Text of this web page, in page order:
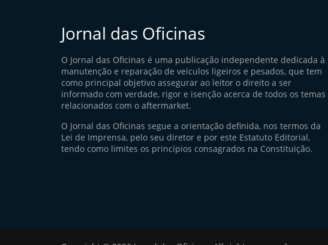
Jornal das Oficinas
O Jornal das Oficinas é uma publicação independente dedicada à
manutenção e reparação de veículos ligeiros e pesados, que tem
como principal objetivo assegurar ao leitor o direito a ser
informado com verdade, rigor e isenção acerca de todos os temas
relacionados com o aftermarket.
O Jornal das Oficinas segue a orientação definida, nos termos da
Lei de Imprensa, pelo seu diretor e por este Estatuto Editorial,
tendo como limites os princípios consagrados na Constituição.